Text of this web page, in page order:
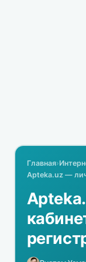
Главная›
Apteka.uz —